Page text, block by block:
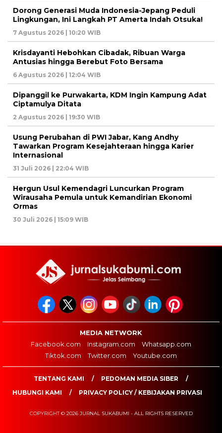
Dorong Generasi Muda Indonesia-Jepang Peduli
Lingkungan, Ini Langkah PT Amerta Indah Otsuka!
7 Agustus 2026 | 10:20 WIB
Krisdayanti Hebohkan Cibadak, Ribuan Warga
Antusias hingga Berebut Foto Bersama
6 Agustus 2026 | 12:04 WIB
Dipanggil ke Purwakarta, KDM Ingin Kampung Adat
Ciptamulya Ditata
2 Agustus 2026 | 19:30 WIB
Usung Perubahan di PWI Jabar, Kang Andhy
Tawarkan Program Kesejahteraan hingga Karier
Internasional
31 Juli 2026 | 22:04 WIB
Hergun Usul Kemendagri Luncurkan Program
Wirausaha Pemula untuk Kemandirian Ekonomi
Ormas
30 Juli 2026 | 15:09 WIB
MEDIA NETWORK
Facebook.com
Instagram.com
Whatsapp.com
Tiktok.com
Twitter.com Youtube.com
TENTANG KAMI
PEDOMAN MEDIA SIBER
HUBUNGI KAMI
PRIVACY POLICY / KEBIJAKAN PRIVASI
COPYRIGHT © 2026 JURNAL SUKABUMI - ALL RIGHTS RESERVED